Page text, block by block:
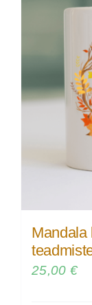
Mandala
25,00 €